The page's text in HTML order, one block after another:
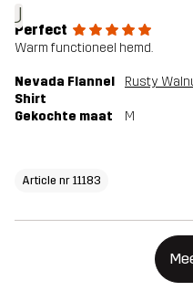
J
Perfect
Warm functioneel hemd.
Nevada Flannel
Shirt
Gekochte maat M
Article nr 11183